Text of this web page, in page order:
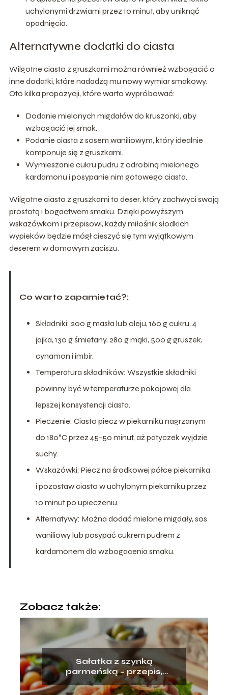
uchylonymi drzwiami przez 10 minut, aby uniknąć
opadnięcia.
Alternatywne dodatki do ciasta
Wilgotne ciasto z gruszkami można również wzbogacić o
inne dodatki, które nadadzą mu nowy wymiar smakowy.
Oto kilka propozycji, które warto wypróbować:
Dodanie mielonych migdałów do kruszonki, aby
wzbogacić jej smak.
Podanie ciasta z sosem waniliowym, który idealnie
komponuje się z gruszkami.
Wymieszanie cukru pudru z odrobiną mielonego
kardamonu i posypanie nim gotowego ciasta.
Wilgotne ciasto z gruszkami to deser, który zachwyci swoją
prostotą i bogactwem smaku. Dzięki powyższym
wskazówkom i przepisowi, każdy miłośnik słodkich
wypieków będzie mógł cieszyć się tym wyjątkowym
deserem w domowym zaciszu.
Co warto zapamietać?:
Składniki: 200 g masła lub oleju, 160 g cukru, 4
jajka, 130 g śmietany, 280 g mąki, 500 g gruszek,
cynamon i imbir.
Temperatura składników: Wszystkie składniki
powinny być w temperaturze pokojowej dla
lepszej konsystencji ciasta.
Pieczenie: Ciasto piecz w piekarniku nagrzanym
do 180°C przez 45-50 minut, aż patyczek wyjdzie
suchy.
Wskazówki: Piecz na środkowej półce piekarnika
i pozostaw ciasto w uchylonym piekarniku przez
10 minut po upieczeniu.
Alternatywy: Można dodać mielone migdały, sos
waniliowy lub posypać cukrem pudrem z
kardamonem dla wzbogacenia smaku.
Zobacz także:
Sałatka z szynką
parmeńską – przepis,
składniki, przygotowanie